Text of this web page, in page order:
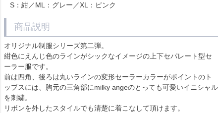
S：紺／ML：グレー／XL：ピンク
商品説明
オリジナル制服シリーズ第二弾。
紺色にえんじ色のラインがシックなイメージの上下セパレート型セ
ーラー服です。
前は四角、後ろは丸いラインの変形セーラーカラーがポイントのト
ップスには、胸元の三角部にmilky angeのとっても可愛いイニシャル
を刺繍。
リボンを外したスタイルでも清楚に着こなして頂けます。